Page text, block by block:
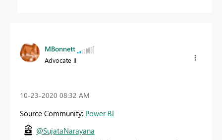
MBonnett
Advocate II
‎10-23-2020 08:32 AM
Source Community: Power BI
@SujataNarayana